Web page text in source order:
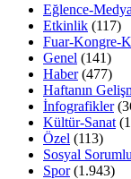
Eğlence-Medya
Etkinlik (117)
Fuar-Kongre-
Genel (141)
Haber(477)
Haftanın
İnfografikler
Kültür-Sanat
Özel (113)
Sosyal
Spor(1.943)